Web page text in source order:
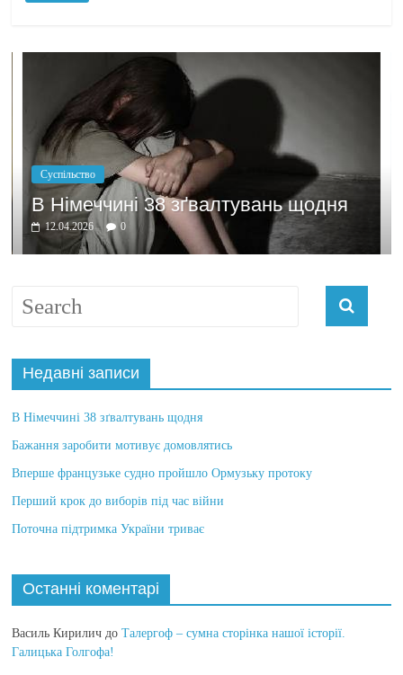
щодня
Політика
Бажання заробити
домовлятись
03.04.2026 0
Недавні записи
В Німеччині 38 зґвалтувань щодня
Бажання заробити мотивує домовлятись
Вперше французьке судно пройшло Ормузьку протоку
Перший крок до виборів під час війни
Поточна підтримка України триває
Останні коментарі
Василь Кирилич до Талергоф – сумна сторінка нашої історії.
Галицька Голгофа!